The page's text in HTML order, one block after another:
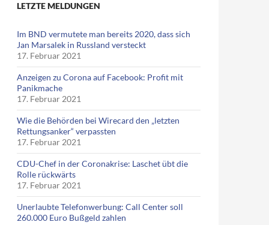
LETZTE MELDUNGEN
Im BND vermutete man bereits 2020, dass sich
Jan Marsalek in Russland versteckt
17. Februar 2021
Anzeigen zu Corona auf Facebook: Profit mit
Panikmache
17. Februar 2021
Wie die Behörden bei Wirecard den „letzten
Rettungsanker“ verpassten
17. Februar 2021
CDU-Chef in der Coronakrise: Laschet übt die
Rolle rückwärts
17. Februar 2021
Unerlaubte Telefonwerbung: Call Center soll
260.000 Euro Bußgeld zahlen